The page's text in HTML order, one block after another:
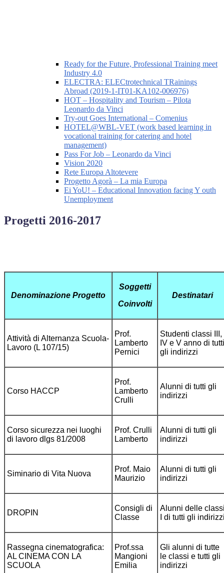
Ready for the Future, Professional Training meet
Industry 4.0
ELECTRA: ELECtrotechnical TRainings
Abroad (2019-1-IT01-KA102-006976)
HOT – Hospitality and Tourism – Pilota
Leonardo da Vinci
Try-out Goes International – Comenius
HOTEL@WBL-VET (work based learning in
vocational training for catering and hotel
management)
Pass For Job – Leonardo da Vinci
Vision 2020
Rete Europa Altotevere
Progetto Agorà – La mia Europa
Ei YoU! – Educational Innovation facing Y outh
Unemployment
Progetti 2016-2017
Denominazione Progetto
Soggetti
Coinvolti
Destinatari
Attività di Alternanza Scuola-
Lavoro (L 107/15)
Prof.
Lamberto
Pernici
Studenti classi III,
IV e V anno di tutti
gli indirizzi
Corso HACCP
Prof.
Lamberto
Crulli
Alunni di tutti gli
indirizzi
Corso sicurezza nei luoghi
di lavoro dlgs 81/2008
Prof. Crulli
Lamberto
Alunni di tutti gli
indirizzi
Siminario di Vita Nuova
Prof. Maio
Maurizio
Alunni di tutti gli
indirizzi
DROPIN
Consigli di
Classe
Alunni delle
I di tutti gli
Rassegna cinematografica:
AL CINEMA CON LA
SCUOLA
Prof.ssa
Mangioni
Emilia
Gli alunni di tutte
le classi e tutti gli
indirizzi